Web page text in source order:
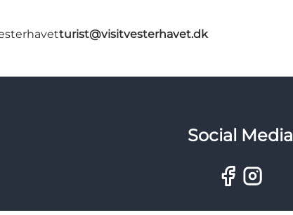
turist@visitvesterhavet.dk
Social Media